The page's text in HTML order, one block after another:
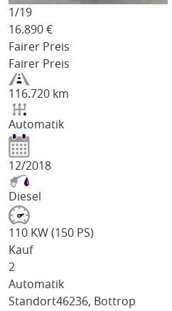
1/19
16.890 €
Fairer Preis
Fairer Preis
116.720 km
Automatik
12/2018
Diesel
110 KW (150 PS)
Kauf
2
Automatik
Standort46236, Bottrop